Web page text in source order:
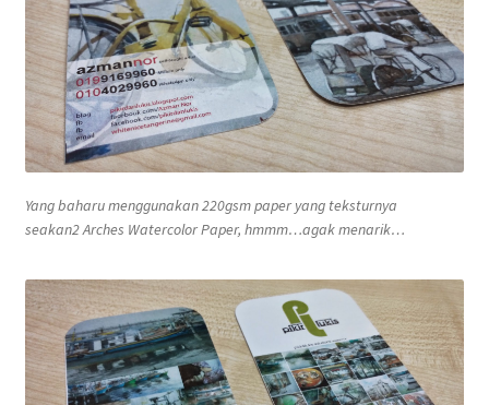
Galleries
Intensive Watercolour Workshop with Azmannor
Legal
Privacy Policy
Terms of Use
My Account
Track My Order
Yang baharu menggunakan 220gsm paper yang teksturnya
seakan2 Arches Watercolor Paper, hmmm…agak menarik…